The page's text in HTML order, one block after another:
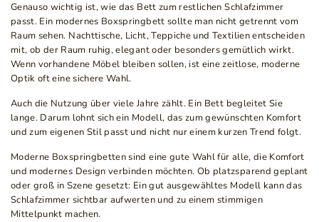
Genauso wichtig ist, wie das Bett zum restlichen Schlafzimmer
passt. Ein modernes Boxspringbett sollte man nicht getrennt vom
Raum sehen. Nachttische, Licht, Teppiche und Textilien entscheiden
mit, ob der Raum ruhig, elegant oder besonders gemütlich wirkt.
Wenn vorhandene Möbel bleiben sollen, ist eine zeitlose, moderne
Optik oft eine sichere Wahl.
Auch die Nutzung über viele Jahre zählt. Ein Bett begleitet Sie
lange. Darum lohnt sich ein Modell, das zum gewünschten Komfort
und zum eigenen Stil passt und nicht nur einem kurzen Trend folgt.
Moderne Boxspringbetten sind eine gute Wahl für alle, die Komfort
und modernes Design verbinden möchten. Ob platzsparend geplant
oder groß in Szene gesetzt: Ein gut ausgewähltes Modell kann das
Schlafzimmer sichtbar aufwerten und zu einem stimmigen
Mittelpunkt machen.